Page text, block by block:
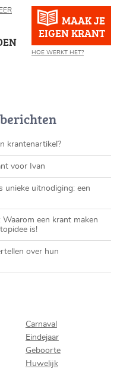
MAAK JE
EIGEN KRANT
HOE WERKT HET?
krantenartikel?
voor Ivan
unieke uitnodiging: een
een krant maken
is!
over hun
Carnaval
Eindejaar
Geboorte
Huwelijk